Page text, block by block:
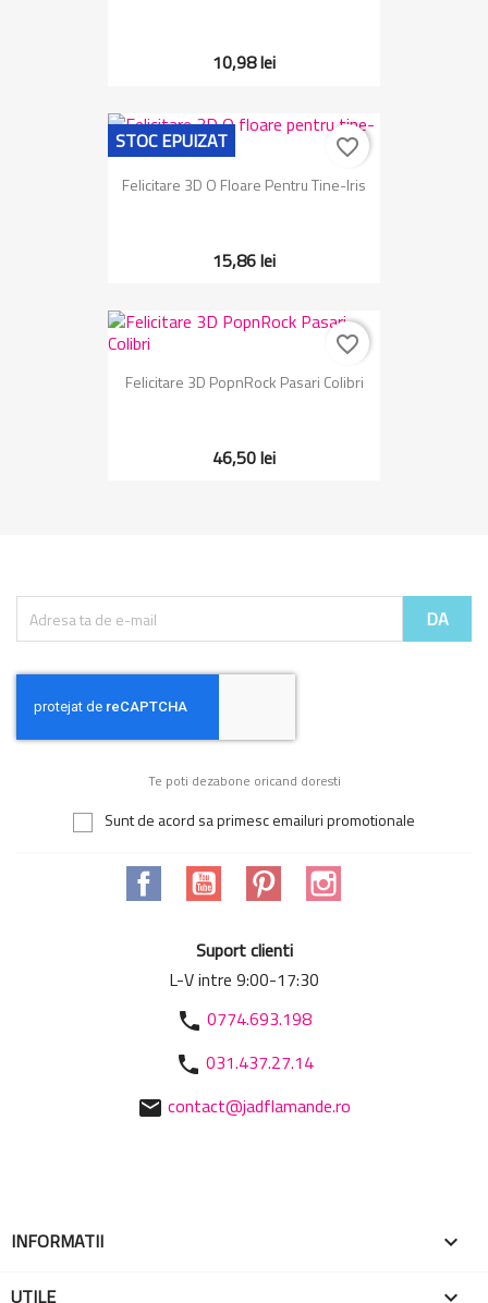
10,98 lei
Felicitare 3D O Floare Pentru Tine-Iris
15,86 lei
STOC EPUIZAT favorite_border
Felicitare 3D PopnRock Pasari Colibri
46,50 lei
favorite_border
Te poti dezabone oricand doresti
Sunt de acord sa primesc emailuri promotionale
Facebook YouTube Pinterest
Suport clienti
L-V intre 9:00-17:30
phone 0774.693.198
phone 031.437.27.14
mail contact@jadflamande.ro
INFORMATII 
UTILE 